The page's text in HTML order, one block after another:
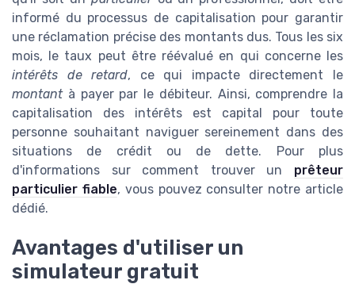
informé du processus de capitalisation pour garantir
une réclamation précise des montants dus. Tous les six
mois, le taux peut être réévalué en qui concerne les
intérêts de retard, ce qui impacte directement le
montantà payer par le débiteur. Ainsi, comprendre la
capitalisation des intérêts est capital pour toute
personne souhaitant naviguer sereinement dans des
situations de crédit ou de dette. Pour plus
d'informations sur comment trouver un prêteur
particulier fiable, vous pouvez consulter notre article
dédié.
Avantages d'utiliser un
simulateur gratuit